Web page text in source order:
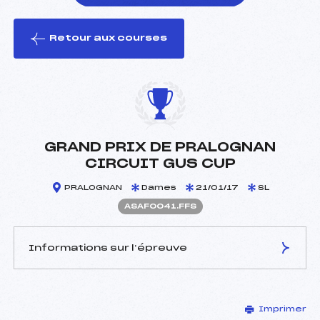
le ski
Retour aux courses
GRAND PRIX DE PRALOGNAN
CIRCUIT GUS CUP
PRALOGNAN Dames 21/01/17 SL
ASAF0041.FFS
Informations sur l’épreuve
RUFFIER LANCHE
Imprimer